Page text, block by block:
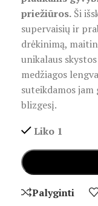
priežiūros. Ši
supervaisių ir
drėkinimą,
unikalaus
medžiagos
suteikdamos
blizgesį.
Liko 1
Palyginti